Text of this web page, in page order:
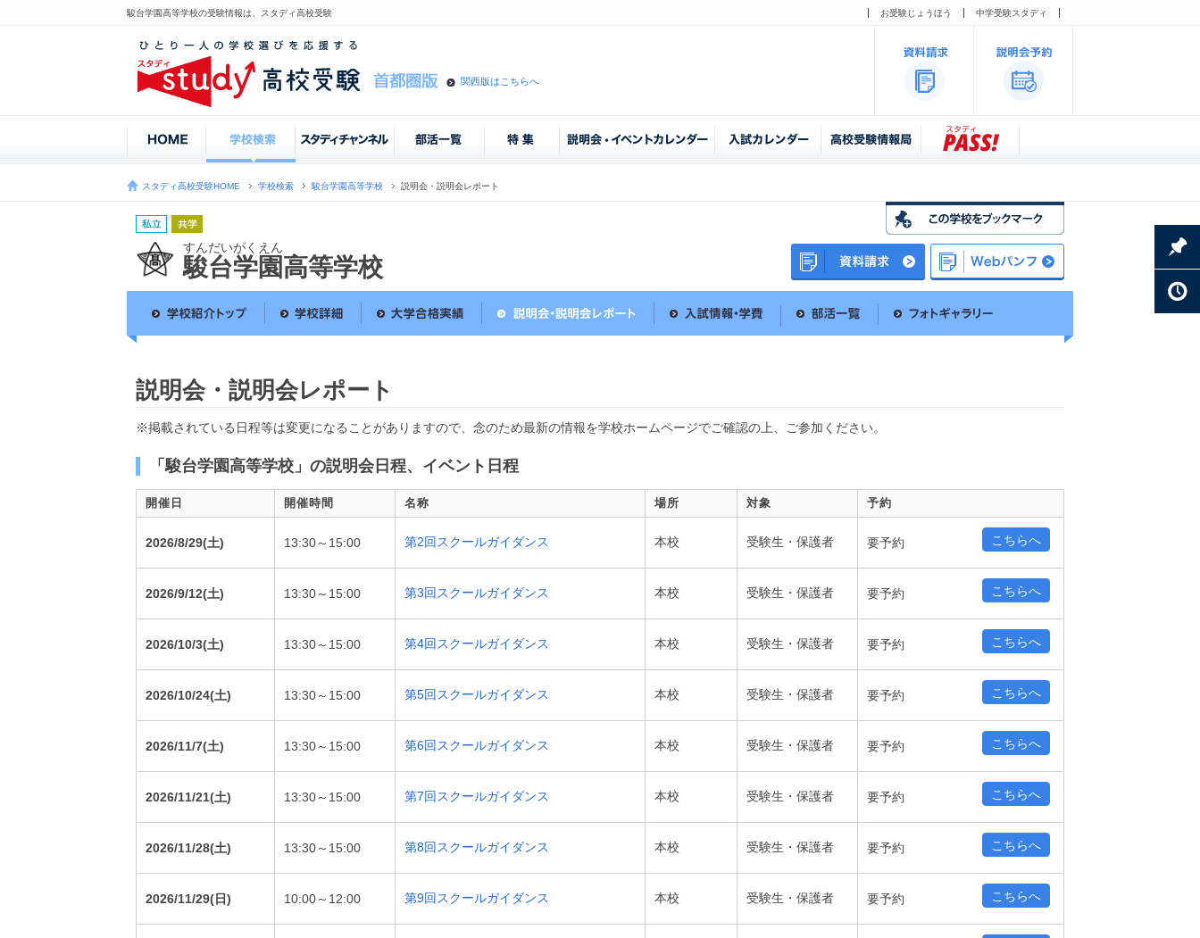
駿台学園高等学校の受験情報は、スタディ高校受験 お受験じょうほう 中学受験スタディ
関西版はこちらへ
スタディ高校受験HOME 学校検索 駿台学園高等学校 説明会・説明会レポート
すんだいがくえん
駿台学園高等学校
説明会・説明会レポート
※掲載されている日程等は変更になることがありますので、念のため最新の情報を学校ホームページでご確認の上、ご参加ください。
「駿台学園高等学校」の説明会日程、イベント日程
開催日 開催時間 名称 場所 対象 予約
2026/8/29(土) 13:30～15:00 第2回スクールガイダンス 本校 受験生・保護者 要予約 こちらへ
2026/9/12(土) 13:30～15:00 第3回スクールガイダンス 本校 受験生・保護者 要予約 こちらへ
2026/10/3(土) 13:30～15:00 第4回スクールガイダンス 本校 受験生・保護者 要予約 こちらへ
2026/10/24(土) 13:30～15:00 第5回スクールガイダンス 本校 受験生・保護者 要予約 こちらへ
2026/11/7(土) 13:30～15:00 第6回スクールガイダンス 本校 受験生・保護者 要予約 こちらへ
2026/11/21(土) 13:30～15:00 第7回スクールガイダンス 本校 受験生・保護者 要予約 こちらへ
2026/11/28(土) 13:30～15:00 第8回スクールガイダンス 本校 受験生・保護者 要予約 こちらへ
2026/11/29(日) 10:00～12:00 第9回スクールガイダンス 本校 受験生・保護者 要予約 こちらへ